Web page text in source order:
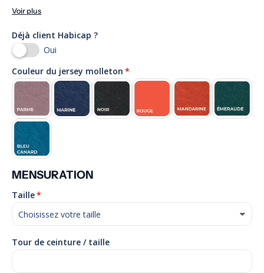
Voir plus
Déjà client Habicap ?
Oui
Couleur du jersey molleton
MENSURATION
Taille
Tour de ceinture / taille